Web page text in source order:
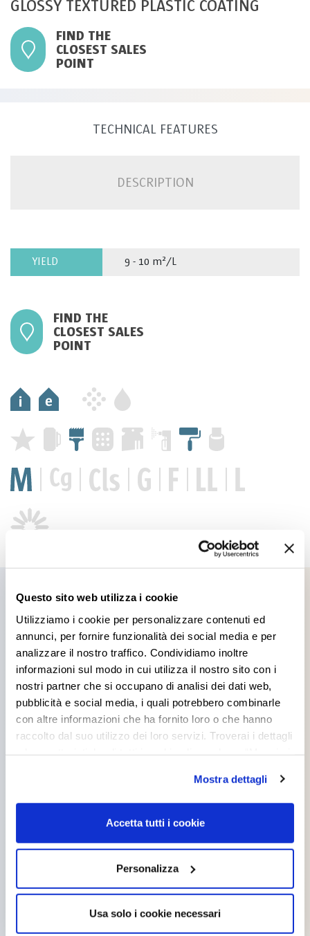
Questo sito web utilizza i cookie
Utilizziamo i cookie per personalizzare contenuti ed
annunci, per fornire funzionalità dei social media e per
analizzare il nostro traffico. Condividiamo inoltre
informazioni sul modo in cui utilizza il nostro sito con i
nostri partner che si occupano di analisi dei dati web,
pubblicità e social media, i quali potrebbero combinarle
con altre informazioni che ha fornito loro o che hanno
raccolto dal suo utilizzo dei loro servizi. Troverai i dettagli
cookie accettare. Per ulteriori informazioni consulta
lacookie policy.
Mostra dettagli
Accetta tutti i cookie
Personalizza
Usa solo i cookie necessari
GLOSSY TEXTURED PLASTIC COATING
FIND THE
CLOSEST SALES
POINT
TECHNICAL FEATURES
DESCRIPTION
YIELD 9 - 10 m²/L
FIND THE
CLOSEST SALES
POINT
Products you might be
interested in
TONACRIL PLUS TITAN BETON